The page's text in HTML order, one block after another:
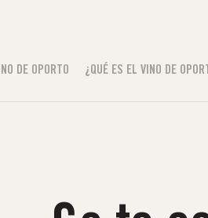
DE OPORTO ¿QUÉ ES EL VINO DE